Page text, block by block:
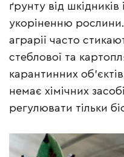
ґрунту від
укоріненню
аграрії часто
стеблової та
карантинних
немає хімічних
регулювати тільки